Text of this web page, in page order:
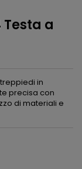
a
in
precisa con
di materiali e